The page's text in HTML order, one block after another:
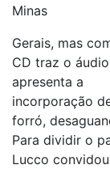
Minas
Gerais, mas
CD traz o
apresenta a
incorporação
forró,
Para dividir o
Lucco